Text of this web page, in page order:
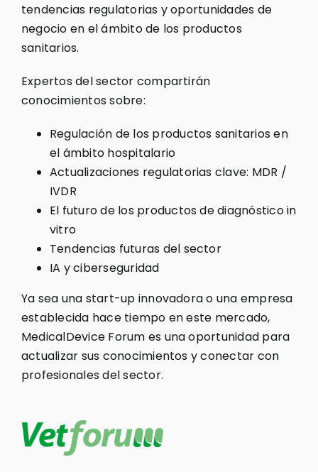
tendencias regulatorias y oportunidades de
negocio en el ámbito de los productos
sanitarios.
Expertos del sector compartirán
conocimientos sobre:
Regulación de los productos sanitarios en
el ámbito hospitalario
Actualizaciones regulatorias clave: MDR /
IVDR
El futuro de los productos de diagnóstico in
vitro
Tendencias futuras del sector
IA y ciberseguridad
Ya sea una start-up innovadora o una empresa
establecida hace tiempo en este mercado,
MedicalDevice Forum es una oportunidad para
actualizar sus conocimientos y conectar con
profesionales del sector.